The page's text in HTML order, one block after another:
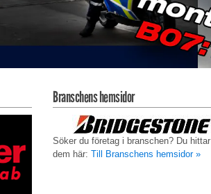
Branschens hemsidor
Söker du företag i branschen? Du hittar
dem här: Till Branschens hemsidor »